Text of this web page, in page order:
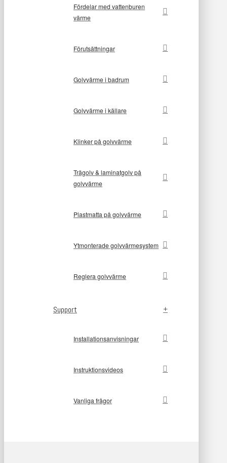
Fördelar med vattenburen
värme
Förutsättningar
Golvvärme i badrum
Golvvärme i källare
Klinker på golvvärme
Trägolv & laminatgolv på
golvvärme
Plastmatta på golvvärme
Ytmonterade golvvärmesystem
Reglera golvvärme
Support
Installationsanvisningar
Instruktionsvideos
Vanliga frågor